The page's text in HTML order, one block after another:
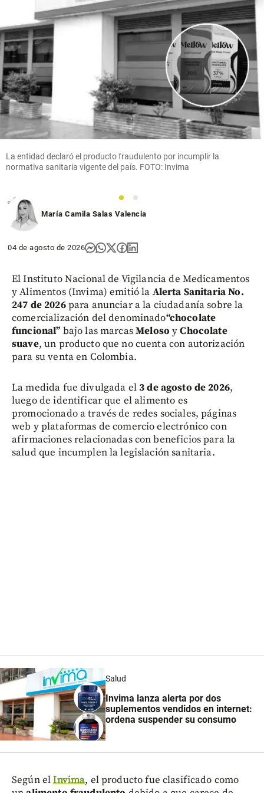
Antioquia
En video |
Incendiaron
grúa en la
vía
Medellín-
Costa
Atlántica y
a sus
los bajaron
para
share
La entidad declaró el producto fraudulento por incumplir la
normativa sanitaria vigente del país. FOTO: Invima
1
2
María Camila Salas Valencia
04 de agosto de 2026
El Instituto Nacional de Vigilancia de Medicamentos
y Alimentos (Invima) emitió la Alerta Sanitaria No.
247 de 2026para anunciar a la ciudadanía sobre la
comercialización del denominado“chocolate
funcional” bajo las marcasMeloso yChocolate
suave, un producto que no cuenta con autorización
para su venta en Colombia.
La medida fue divulgada el3 de agosto de 2026,
luego de identificar que el alimento es
promocionado a través de redes sociales, páginas
web y plataformas de comercio electrónico con
afirmaciones relacionadas con beneficios para la
salud que incumplen la legislación sanitaria.
Salud
Invima lanza alerta por dos
suplementos vendidos en internet:
ordena suspender su consumo
Según elInvima, el producto fue clasificado como